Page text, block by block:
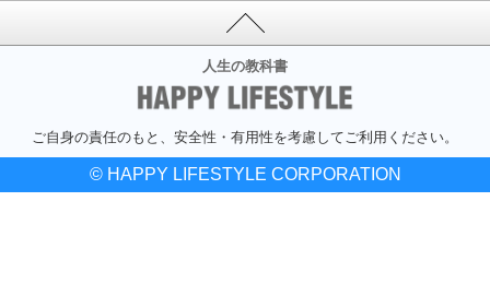
人生の教科書
ご自身の責任のもと、安全性・有用性を考慮してご利用ください。
© HAPPY LIFESTYLE CORPORATION